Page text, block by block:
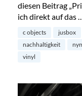
diesen Beitrag
ich direkt auf das
c objects jusbox
nachhaltigkeit
vinyl